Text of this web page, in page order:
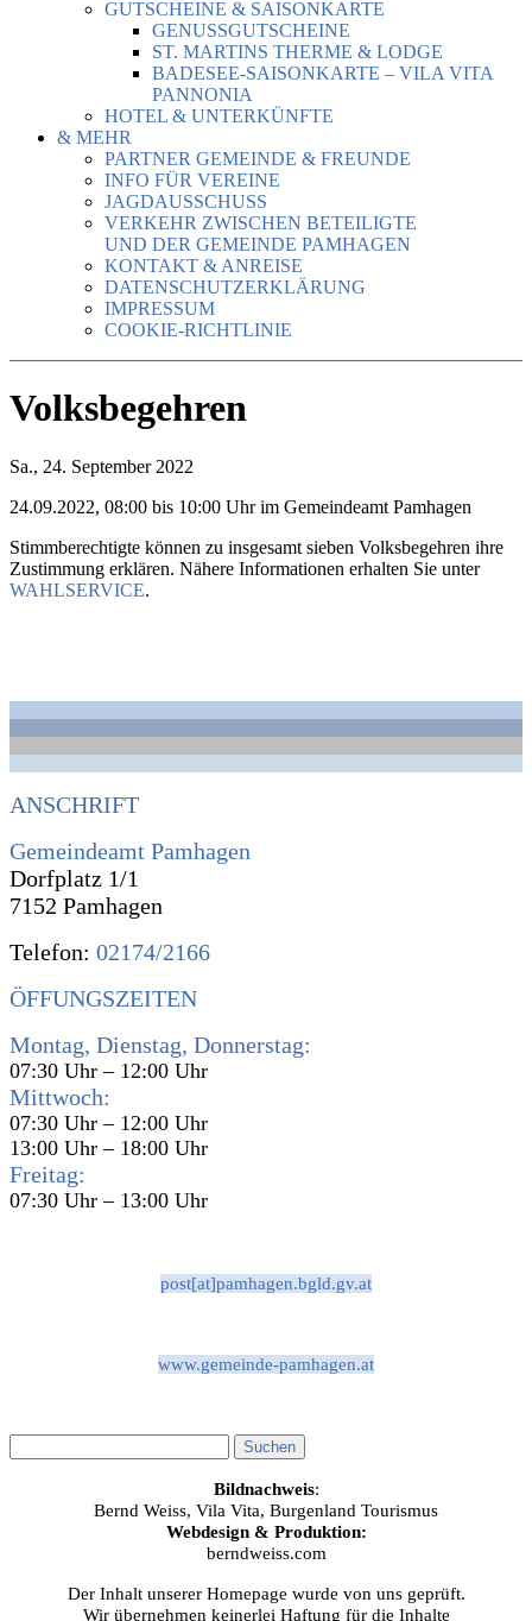
GUTSCHEINE & SAISONKARTE
GENUSSGUTSCHEINE
ST. MARTINS THERME & LODGE
BADESEE-SAISONKARTE – VILA VITA
PANNONIA
HOTEL & UNTERKÜNFTE
& MEHR
PARTNER GEMEINDE & FREUNDE
INFO FÜR VEREINE
JAGDAUSSCHUSS
VERKEHR ZWISCHEN BETEILIGTE
UND DER GEMEINDE PAMHAGEN
KONTAKT & ANREISE
DATENSCHUTZERKLÄRUNG
IMPRESSUM
COOKIE-RICHTLINIE
Volksbegehren
Sa., 24. September 2022
24.09.2022, 08:00 bis 10:00 Uhr im Gemeindeamt Pamhagen
Stimmberechtigte können zu insgesamt sieben Volksbegehren ihre
Zustimmung erklären. Nähere Informationen erhalten Sie unter
WAHLSERVICE.
ANSCHRIFT
Gemeindeamt Pamhagen
Dorfplatz 1/1
7152 Pamhagen
Telefon: 02174/2166
ÖFFUNGSZEITEN
Montag, Dienstag, Donnerstag:
07:30 Uhr – 12:00 Uhr
Mittwoch:
07:30 Uhr – 12:00 Uhr
13:00 Uhr – 18:00 Uhr
Freitag:
07:30 Uhr – 13:00 Uhr
post[at]pamhagen.bgld.gv.at
www.gemeinde-pamhagen.at
Bildnachweis:
Bernd Weiss, Vila Vita, Burgenland Tourismus
Webdesign & Produktion:
berndweiss.com
Der Inhalt unserer Homepage wurde von uns geprüft.
Wir übernehmen keinerlei Haftung für die Inhalte